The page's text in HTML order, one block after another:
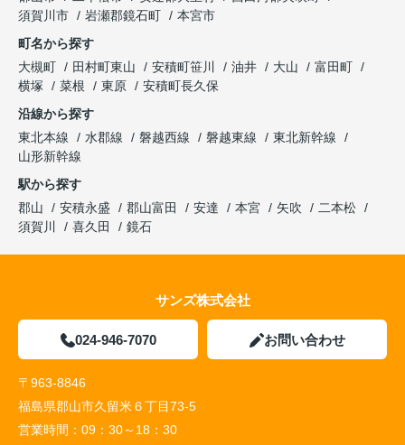
須賀川市
岩瀬郡鏡石町
本宮市
町名から探す
大槻町
田村町東山 安積町笹川 油井 大山
富田町
横塚
菜根 東原
安積町長久保
沿線から探す
東北本線
水郡線 磐越西線 磐越東線
東北新幹線
山形新幹線
駅から探す
郡山
安積永盛 郡山富田 安達 本宮 矢吹
二本松
須賀川
喜久田 鏡石
サンズ株式会社
024-946-7070 お問い合わせ
〒963-8846
福島県郡山市久留米６丁目73-5
営業時間： 09：30～18：30